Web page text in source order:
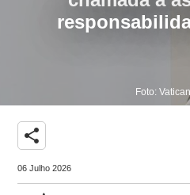
Foto:
share
06 Julho 2026